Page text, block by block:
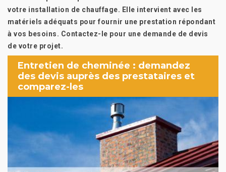
votre installation de chauffage. Elle intervient avec les
matériels adéquats pour fournir une prestation répondant
à vos besoins. Contactez-le pour une demande de devis
de votre projet.
Entretien de cheminée : demandez
des devis auprès des prestataires et
comparez-les